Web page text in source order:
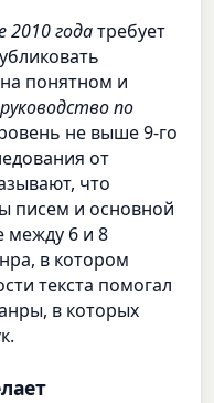
2010 годатребует
понятном и
руководство по
не выше 9-го
от
что
писем и основной
между 6 и 8
в котором
текста помогал
в которых